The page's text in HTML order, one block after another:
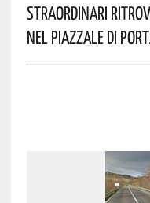
Straordinari
Nel Piazzale Di